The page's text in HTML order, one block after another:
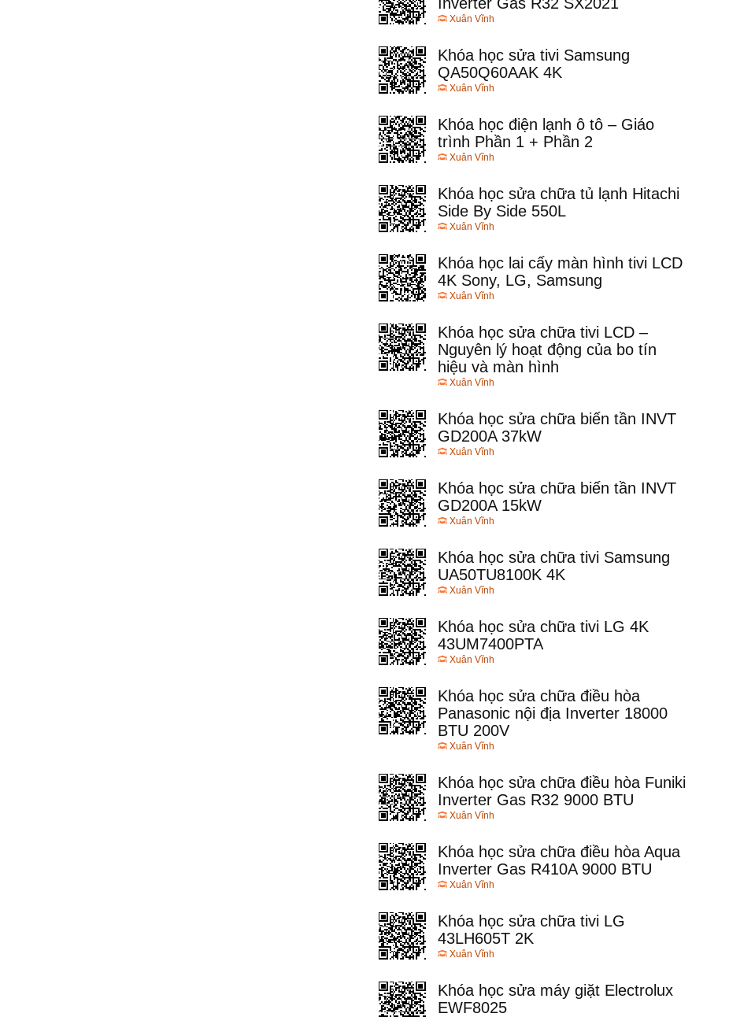
Xuân Vĩnh
Khóa học sửa tivi Samsung
QA50Q60AAK 4K
Xuân Vĩnh
Khóa học điện lạnh ô tô – Giáo
trình Phần 1 + Phần 2
Xuân Vĩnh
Khóa học sửa chữa tủ lạnh Hitachi
Side By Side 550L
Xuân Vĩnh
Khóa học lai cấy màn hình tivi LCD
4K Sony, LG, Samsung
Xuân Vĩnh
Khóa học sửa chữa tivi LCD –
Nguyên lý hoạt động của bo tín
hiệu và màn hình
Xuân Vĩnh
Khóa học sửa chữa biến tần INVT
GD200A 37kW
Xuân Vĩnh
Khóa học sửa chữa biến tần INVT
GD200A 15kW
Xuân Vĩnh
Khóa học sửa chữa tivi Samsung
UA50TU8100K 4K
Xuân Vĩnh
Khóa học sửa chữa tivi LG 4K
43UM7400PTA
Xuân Vĩnh
Khóa học sửa chữa điều hòa
Panasonic nội địa Inverter 18000
BTU 200V
Xuân Vĩnh
Khóa học sửa chữa điều hòa Funiki
Inverter Gas R32 9000 BTU
Xuân Vĩnh
Khóa học sửa chữa điều hòa Aqua
Inverter Gas R410A 9000 BTU
Xuân Vĩnh
Khóa học sửa chữa tivi LG
43LH605T 2K
Xuân Vĩnh
Khóa học sửa máy giặt Electrolux
EWF8025